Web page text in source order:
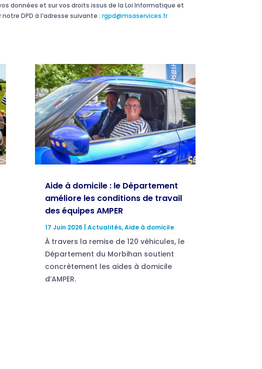
données et sur vos droits issus de la Loi Informatique et
DPD à l’adresse suivante :rgpd@msaservices.fr
Aide à domicile : le Département
améliore les conditions de travail
des équipes AMPER
17 Juin 2026 Actualités,Aide à domicile
À travers la remise de 120 véhicules, le
Département du Morbihan soutient
concrètement les aides à domicile
d’AMPER.